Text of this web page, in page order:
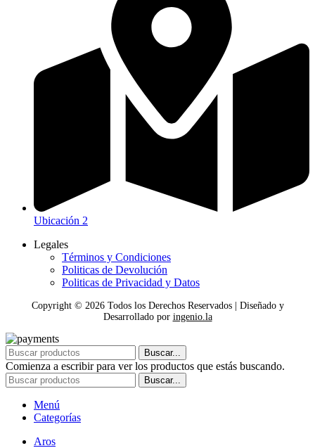
Ubicación 2
Legales
Términos y Condiciones
Politicas de Devolución
Politicas de Privacidad y Datos
Copyright © 2026Todos los Derechos Reservados | Diseñado y
Desarrollado por ingenio.la
Buscar...
Comienza a escribir para ver los productos que estás buscando.
Buscar...
Menú
Categorías
Aros